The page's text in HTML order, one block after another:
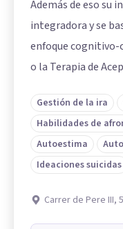
Además de eso su
integradora y se
enfoque cognitivo-
o la Terapia de
Gestión de la ira
Habilidades de
Autoestima
Ideaciones suicidas
Carrer de Pere III,